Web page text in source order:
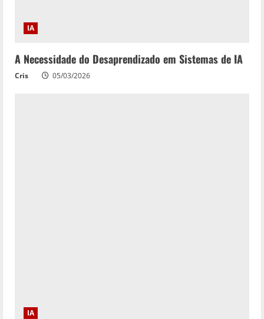
g
IA
A Necessidade do Desaprendizado em Sistemas de IA
Cris 05/03/2026
IA